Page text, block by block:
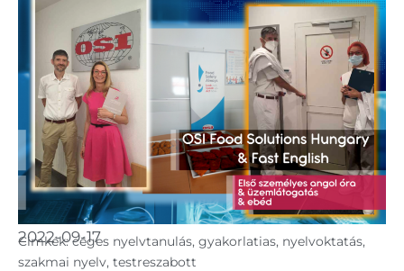
2022-09-17
Cimkék: céges nyelvtanulás, gyakorlatias, nyelvoktatás,
szakmai nyelv, testreszabott